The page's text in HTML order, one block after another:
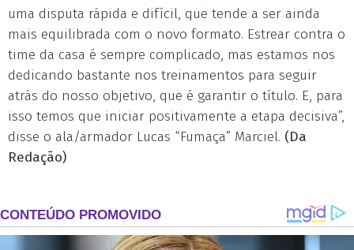
uma disputa rápida e difícil, que tende a ser ainda
mais equilibrada com o novo formato. Estrear contra o
time da casa é sempre complicado, mas estamos nos
dedicando bastante nos treinamentos para seguir
atrás do nosso objetivo, que é garantir o título. E, para
isso temos que iniciar positivamente a etapa decisiva”,
disse o ala/armador Lucas “Fumaça” Marciel. (Da
Redação)